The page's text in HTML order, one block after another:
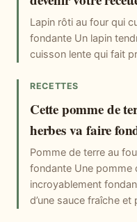
Lapin rôti au four qui
fondante Un lapin
cuisson lente qui fait
RECETTES
Cette pomme de
herbes va faire
Pomme de terre au
fondante Une pomme
incroyablement
d’une sauce fraîche